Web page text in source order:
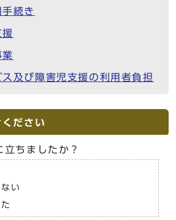
続き
援
及び障害児支援の利用者負担
ださい
立ちましたか？
い